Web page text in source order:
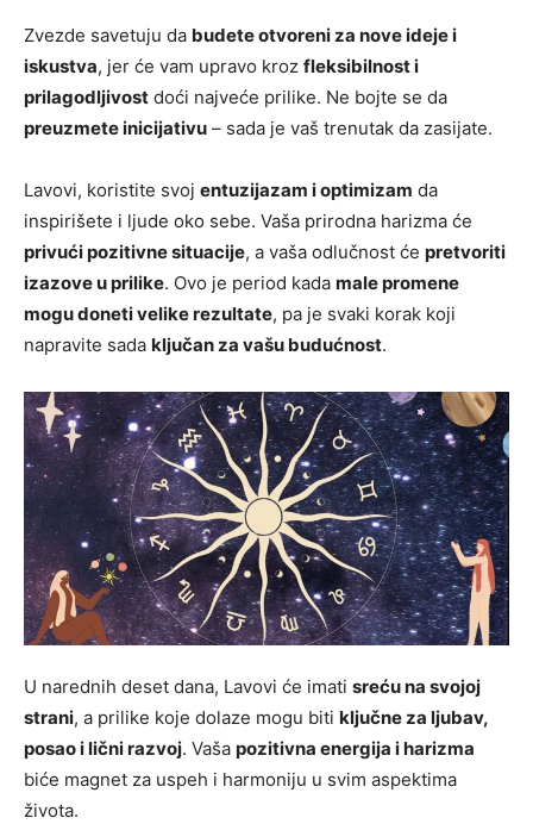
Zvezde savetuju da budete otvoreni za nove ideje i
iskustva, jer će vam upravo kroz fleksibilnost i
prilagodljivost doći najveće prilike. Ne bojte se da
preuzmete inicijativu – sada je vaš trenutak da zasijate.
Lavovi, koristite svoj entuzijazam i optimizam da
inspirišete i ljude oko sebe. Vaša prirodna harizma će
privući pozitivne situacije, a vaša odlučnost će pretvoriti
izazove u prilike. Ovo je period kada male promene
mogu doneti velike rezultate, pa je svaki korak koji
napravite sada ključan za vašu budućnost.
U narednih deset dana, Lavovi će imati sreću na svojoj
strani, a prilike koje dolaze mogu biti ključne za ljubav,
posao i lični razvoj. Vaša pozitivna energija i harizma
biće magnet za uspeh i harmoniju u svim aspektima
života.